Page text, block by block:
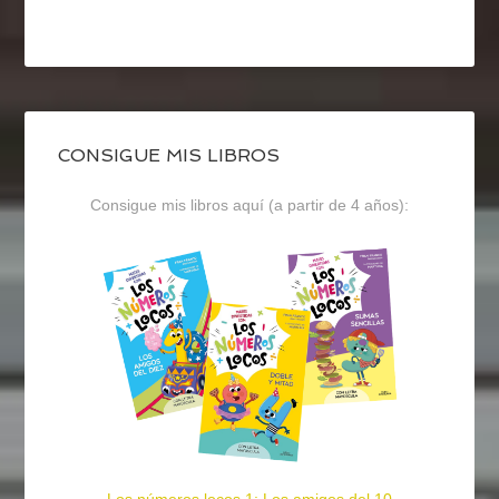
CONSIGUE MIS LIBROS
Consigue mis libros aquí (a partir de 4 años):